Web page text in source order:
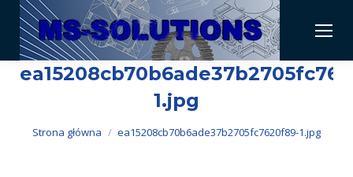
1.jpg
Jesteś tutaj:
Strona główna ea15208cb70b6ade37b2705fc7620f89-1.jpg